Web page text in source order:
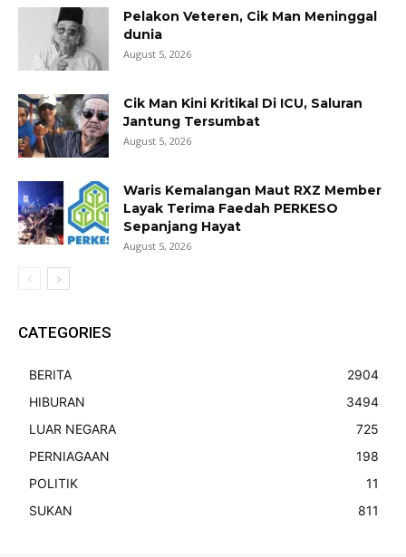
Pelakon Veteren, Cik Man Meninggal
dunia
August 5, 2026
Cik Man Kini Kritikal Di ICU, Saluran
Jantung Tersumbat
August 5, 2026
Waris Kemalangan Maut RXZ Member
Layak Terima Faedah PERKESO
Sepanjang Hayat
August 5, 2026
CATEGORIES
BERITA
2904
HIBURAN
3494
LUAR NEGARA
725
PERNIAGAAN
198
POLITIK
11
SUKAN
811